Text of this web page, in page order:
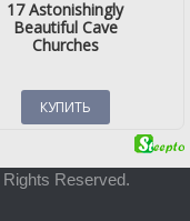
Reserved.